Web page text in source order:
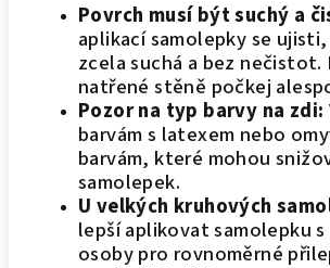
Povrch musí být suchý a
aplikací samolepky se
zcela suchá a bez nečistot.
natřené stěně počkej
Pozor na typ barvy na zdi:
barvám s latexem nebo
barvám, které mohou
samolepek.
U velkých kruhových
lepší aplikovat samolepku
osoby pro rovnoměrné